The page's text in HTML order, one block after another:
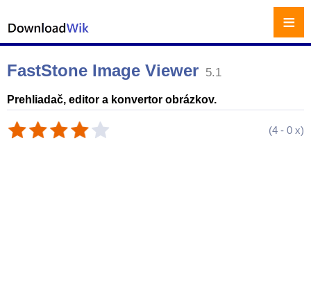
FastStone Image Viewer 5.1
Prehliadač, editor a konvertor obrázkov.
(4 - 0 x)
≡